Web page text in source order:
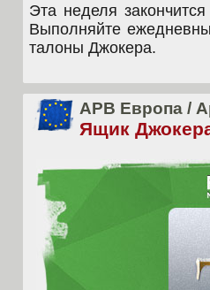
Эта неделя
Выполняйте
талоны Джокера.
APB Европа /
Ящик